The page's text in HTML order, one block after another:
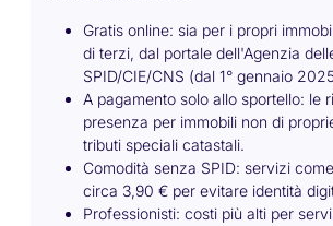
Gratis online: sia per i propri
di terzi, dal portale dell'Agenzia
SPID/CIE/CNS (dal 1° gennaio
A pagamento solo allo sportello: le
presenza per immobili non di
tributi speciali catastali.
Comodità senza SPID: servizi
circa 3,90 € per evitare identità
Professionisti: costi più alti per